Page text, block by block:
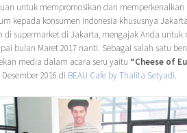
untuk mempromosikan dan memperkenalkan
kepada konsumen Indonesia khususnya
supermarket di Jakarta, mengajak Anda untuk
bulan Maret 2017 nanti. Sebagai salah satu
media dalam acara seru yaitu “Cheese of
2016 di BEAU Cafe by Thalita Setyadi.